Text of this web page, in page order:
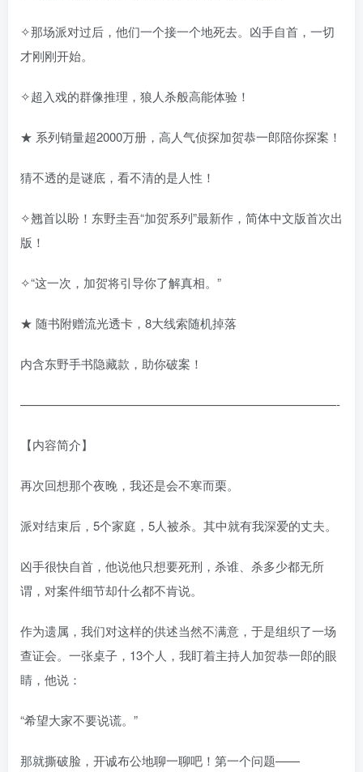
✧那场派对过后，他们一个接一个地死去。凶手自首，一切
才刚刚开始。
✧超入戏的群像推理，狼人杀般高能体验！
★ 系列销量超2000万册，高人气侦探加贺恭一郎陪你探案！
猜不透的是谜底，看不清的是人性！
✧翘首以盼！东野圭吾“加贺系列”最新作，简体中文版首次出
版！
✧“这一次，加贺将引导你了解真相。”
★ 随书附赠流光透卡，8大线索随机掉落
内含东野手书隐藏款，助你破案！
——————————————————————————-
【内容简介】
再次回想那个夜晚，我还是会不寒而栗。
派对结束后，5个家庭，5人被杀。其中就有我深爱的丈夫。
凶手很快自首，他说他只想要死刑，杀谁、杀多少都无所
谓，对案件细节却什么都不肯说。
作为遗属，我们对这样的供述当然不满意，于是组织了一场
查证会。一张桌子，13个人，我盯着主持人加贺恭一郎的眼
睛，他说：
“希望大家不要说谎。”
那就撕破脸，开诚布公地聊一聊吧！第一个问题——